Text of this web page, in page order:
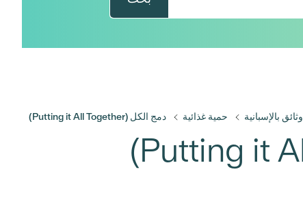
وثائق بالإسبانية حمية غذائية دمج الكل (Putting it All Together)